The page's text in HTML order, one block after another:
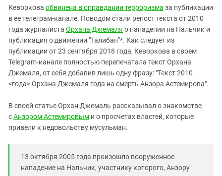
Кеворкова обвинена в оправдании терроризма за публикации
в ее телеграм-канале. Поводом стали репост текста от 2010
года журналиста Орхана Джемаля о нападении на Нальчик и
публикация о движении "Талибан"*. Как следует из
публикации от 23 сентября 2018 года, Кеворкова в своем
Telegram-канале полностью перепечатала текст Орхана
Джемаля, от себя добавив лишь одну фразу: "Текст 2010
<года> Орхана Джемаля года на смерть Анзора Астемирова".
В своей статье Орхан Джемаль рассказывал о знакомстве
сАнзором Астемировым и о просчетах властей, которые
привели к недовольству мусульман.
13 октября 2005 года произошло вооруженное
нападение на Нальчик, участнику которого, Анзору